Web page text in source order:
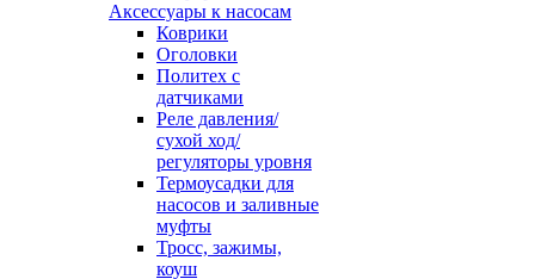
Аксессуары к насосам
Коврики
Оголовки
Политех с
датчиками
Реле давления/
сухой ход/
регуляторы уровня
Термоусадки для
насосов и заливные
муфты
Тросс, зажимы,
коуш